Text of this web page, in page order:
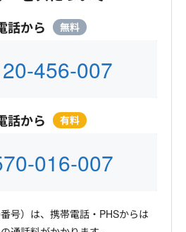
話から 無料
456-007
話から 有料
016-007
号）は、携帯電話・PHSからは